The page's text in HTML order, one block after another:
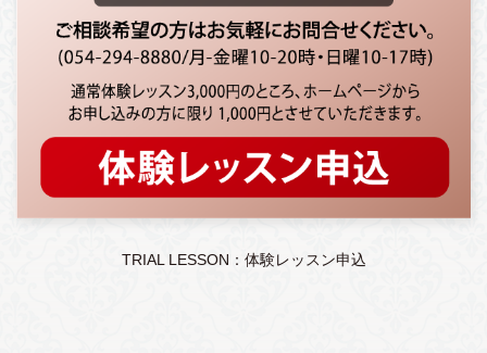
TRIAL LESSON：体験レッスン申込